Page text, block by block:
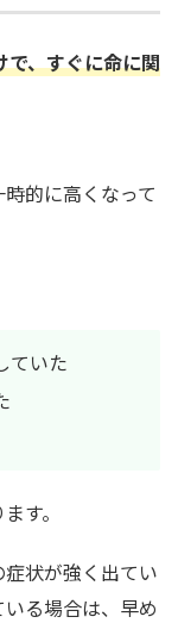
で、すぐに命に関
的に高くなって
ていた
す。
状が強く出てい
る場合は、早め